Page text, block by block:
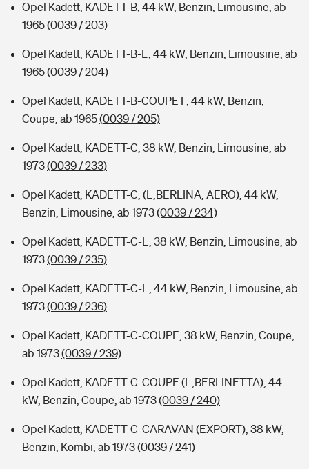
Kinderunfall-Check: Mehr Sicherheit für deine Kids
Typklassen: So ist Ihr Auto eingestuft
Opel Kadett, KADETT-B, 44 kW, Benzin, Limousine, ab
1965(0039 / 203)
Opel Kadett, KADETT-B-L, 44 kW, Benzin, Limousine, ab
1965(0039 / 204)
Opel Kadett, KADETT-B-COUPE F, 44 kW, Benzin,
Coupe, ab 1965(0039 / 205)
Opel Kadett, KADETT-C, 38 kW, Benzin, Limousine, ab
1973(0039 / 233)
Opel Kadett, KADETT-C, (L,BERLINA, AERO), 44 kW,
Benzin, Limousine, ab 1973(0039 / 234)
Opel Kadett, KADETT-C-L, 38 kW, Benzin, Limousine, ab
1973(0039 / 235)
Opel Kadett, KADETT-C-L, 44 kW, Benzin, Limousine, ab
1973(0039 / 236)
Opel Kadett, KADETT-C-COUPE, 38 kW, Benzin, Coupe,
ab 1973(0039 / 239)
Opel Kadett, KADETT-C-COUPE (L,BERLINETTA), 44
kW, Benzin, Coupe, ab 1973(0039 / 240)
Opel Kadett, KADETT-C-CARAVAN (EXPORT), 38 kW,
Benzin, Kombi, ab 1973(0039 / 241)